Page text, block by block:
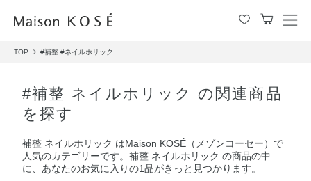
メ
TOP #補整 #ネイルホリック
#補整 ネイルホリック の関連商品
を探す
補整 ネイルホリック はMaison KOSÉ（メゾンコーセー）で
人気のカテゴリーです。補整 ネイルホリック の商品の中
に、あなたのお気に入りの1品がきっと見つかります。